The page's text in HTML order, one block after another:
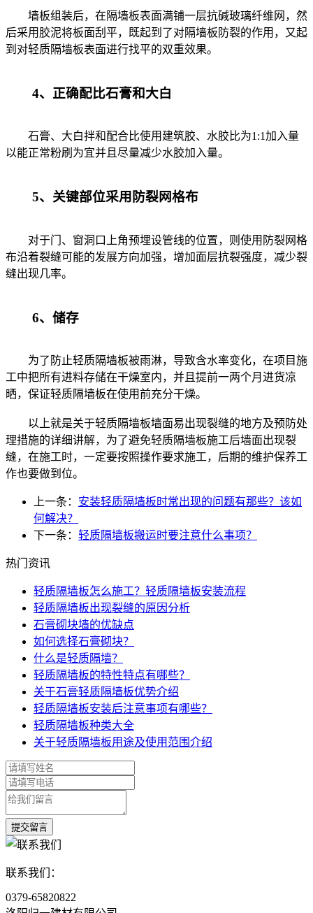
墙板组装后，在隔墙板表面满铺一层抗碱玻璃纤维网，然
后采用胶泥将板面刮平，既起到了对隔墙板防裂的作用，又起
到对轻质隔墙板表面进行找平的双重效果。
4、正确配比石膏和大白
石膏、大白拌和配合比使用建筑胶、水胶比为1:1加入量
以能正常粉刷为宜并且尽量减少水胶加入量。
5、关键部位采用防裂网格布
对于门、窗洞口上角预埋设管线的位置，则使用防裂网格
布沿着裂缝可能的发展方向加强，增加面层抗裂强度，减少裂
缝出现几率。
6、储存
为了防止轻质隔墙板被雨淋，导致含水率变化，在项目施
工中把所有进料存储在干燥室内，并且提前一两个月进货凉
晒，保证轻质隔墙板在使用前充分干燥。
以上就是关于轻质隔墙板墙面易出现裂缝的地方及预防处
理措施的详细讲解，为了避免轻质隔墙板施工后墙面出现裂
缝，在施工时，一定要按照操作要求施工，后期的维护保养工
作也要做到位。
上一条： 安装轻质隔墙板时常出现的问题有那些？该如
何解决？
下一条： 轻质隔墙板搬运时要注意什么事项？
热门资讯
轻质隔墙板怎么施工？轻质隔墙板安装流程
轻质隔墙板出现裂缝的原因分析
石膏砌块墙的优缺点
如何选择石膏砌块？
什么是轻质隔墙？
轻质隔墙板的特性特点有哪些？
关于石膏轻质隔墙板优势介绍
轻质隔墙板安装后注意事项有哪些？
轻质隔墙板种类大全
关于轻质隔墙板用途及使用范围介绍
联系我们：
0379-65820822